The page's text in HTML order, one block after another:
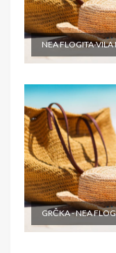
NEA FLOGITA-VILA
GRČKA - NEA